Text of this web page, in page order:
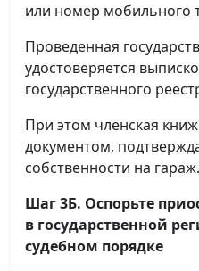
или номер мобильного
Проведенная
удостоверяется
государственного
При этом членская
документом,
собственности на гараж.
Шаг 3Б. Оспорьте
в государственной
судебном порядке